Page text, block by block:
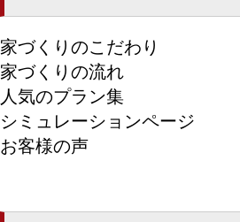
家づくりのこだわり
家づくりの流れ
人気のプラン集
シミュレーションページ
お客様の声